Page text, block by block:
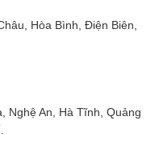
Hòa Bình, Điện Biên,
Nghệ An, Hà Tĩnh, Quảng